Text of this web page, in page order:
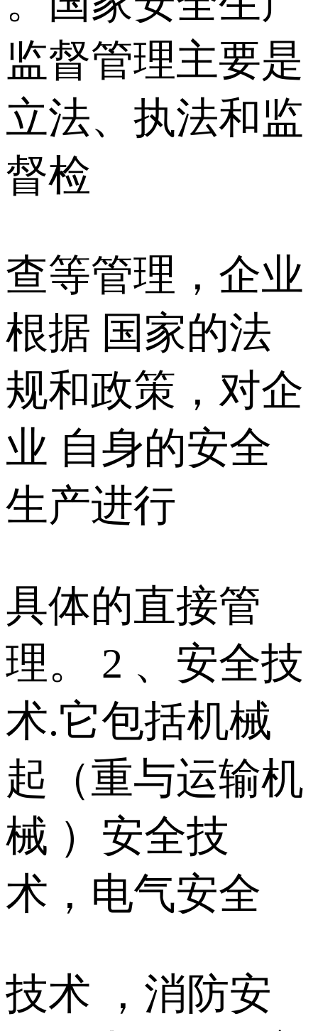
监督管理主要是
立法、执法和监
督检
查等管理，企业
根据 国家的法
规和政策，对企
业 自身的安全
生产进行
具体的直接管
理。 2 、安全技
术.它包括机械
起（重与运输机
械 ）安全技
术，电气安全
技术 ，消防安